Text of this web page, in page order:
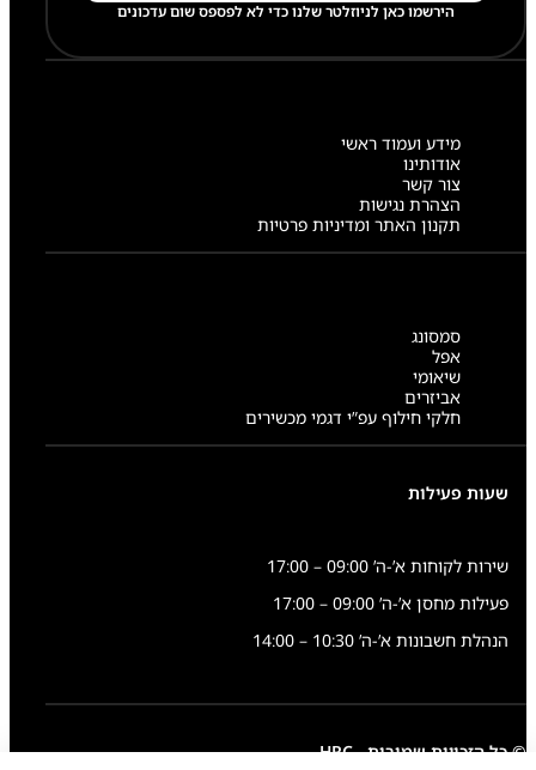
הירשמו כאן לניוזלטר שלנו כדי לא לפספס שום עדכונים
מידע ועמוד ראשי
אודותינו
צור קשר
הצהרת נגישות
תקנון האתר ומדיניות פרטיות
סמסונג
אפל
שיאומי
אביזרים
חלקי חילוף עפ”י דגמי מכשירים
שעות פעילות
שירות לקוחות א’-ה’ 09:00 – 17:00
פעילות מחסן א’-ה’ 09:00 – 17:00
הנהלת חשבונות א’-ה’ 10:30 – 14:00
© כל הזכויות שמורות - HRC